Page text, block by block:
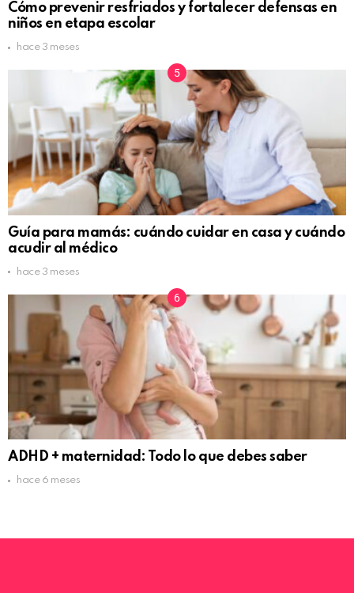
Cómo prevenir resfriados y fortalecer defensas en
niños en etapa escolar
hace 3 meses
Guía para mamás: cuándo cuidar en casa y cuándo
acudir al médico
hace 3 meses
ADHD + maternidad: Todo lo que debes saber
hace 6 meses